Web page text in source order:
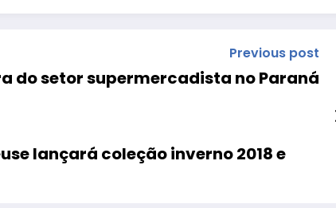
Previous post
do setor supermercadista no Paraná
lançará coleção inverno 2018 e